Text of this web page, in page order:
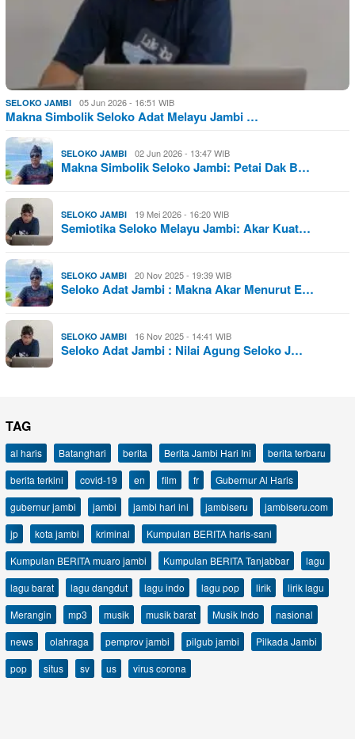
SELOKO JAMBI 05 Jun 2026 - 16:51 WIB
Makna Simbolik Seloko Adat Melayu Jambi …
SELOKO JAMBI 02 Jun 2026 - 13:47 WIB
Makna Simbolik Seloko Jambi: Petai Dak B…
SELOKO JAMBI 19 Mei 2026 - 16:20 WIB
Semiotika Seloko Melayu Jambi: Akar Kuat…
SELOKO JAMBI 20 Nov 2025 - 19:39 WIB
Seloko Adat Jambi : Makna Akar Menurut E…
SELOKO JAMBI 16 Nov 2025 - 14:41 WIB
Seloko Adat Jambi : Nilai Agung Seloko J…
TAG
al haris Batanghari berita Berita Jambi Hari Ini
berita terbaru
berita terkini
covid-19 en film fr
Gubernur Al Haris
gubernur jambi
jambi jambi hari ini jambiseru
jambiseru.com
jp
kota jambi kriminal
Kumpulan BERITA haris-sani
Kumpulan BERITA muaro jambi
Kumpulan BERITA Tanjabbar
lagu
lagu barat
lagu dangdut lagu indo lagu pop lirik
lirik lagu
Merangin
mp3 musik musik barat Musik Indo
nasional
news
olahraga pemprov jambi pilgub jambi
Pilkada Jambi
pop
situs sv us virus corona